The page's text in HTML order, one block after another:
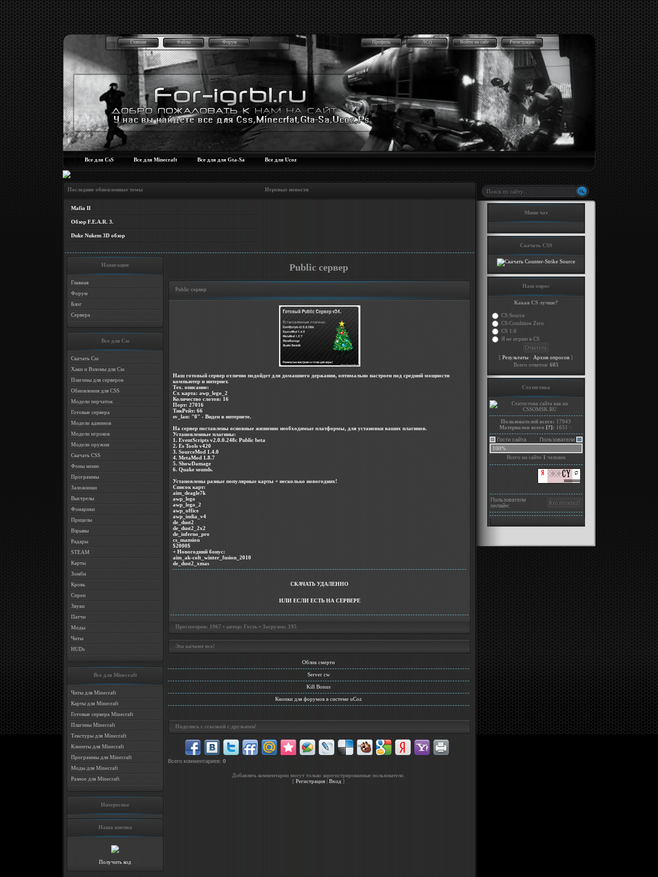
Главная Файлы Форум Профиль ЛС() Войти на сайт Регистрация
Все для CsS Все для Minecraft Все для для Gta-Sa Все для Ucoz
Последние обновленные темы Игровые новости
Mafia II
Обзор F.E.A.R. 3.
Duke Nukem 3D обзор
Навигация
Главная
Форум
Блог
Сервера
Все для Css
Скачать Css
Хаки и Взломы для Css
Плагины для серверов
Обновления для CSS
Модели перчаток
Готовые сервера
Модели админов
Модели игроков
Модели оружия
Скачать CSS
Фоны меню
Программы
Заложники
Выстрелы
Фонарики
Прицелы
Взрывы
Радары
STEAM
Карты
Зомби
Кровь
Спреи
Звуки
Патчи
Моды
Читы
HUDs
Все для Minecraft
Читы для Minecraft
Карты для Minecraft
Готовые сервера Minecraft
Плагины Minecraft
Текстуры для Minecraft
Клиенты для Minecraft
Программы для Minecraft
Моды для Minecraft
Разное для Minecraft
Интересное
Наша кнопка
Получить код
Public сервер
Public сервер
Наш готовый сервер отлично подойдет для домашнего держания, оптимально настроен под средний мощности
компьютер и интернет.
Тех. описание:
Ст. карта: awp_lego_2
Количество слотов: 16
Порт: 27016
ТикРейт: 66
sv_lan: "0" - Виден в интернете.
На сервер поставлены основные жизненно необходимые платформы, для установки ваших плагинов.
Установленные плагины:
1. EventScripts v2.0.0.248c Public beta
2. Es Tools v420
3. SourceMod 1.4.0
4. MetaMod 1.8.7
5. ShowDamage
6. Quake sounds.
Установлены разные популярные карты + несколько новогодних!
Список карт:
aim_deagle7k
awp_lego
awp_lego_2
awp_office
awp_india_v4
de_dust2
de_dust2_2x2
de_inferno_pro
cs_mansion
$2000$
+ Новогодний бонус:
aim_ak-colt_winter_fusion_2010
de_dust2_xmas
СКАЧАТЬ УДАЛЕННО
ИЛИ ЕСЛИ ЕСТЬ НА СЕРВЕРЕ
Просмотров: 1967 • автор: Гость • Загрузок: 195
Эта качают все!
Облик смерти
Server cw
Kill Bonus
Кнопки для форумов в системе uCoz
Поделись с ссылкой с друзьями!
Всего комментариев: 0
Добавлять комментарии могут только зарегистрированные пользователи.
[ Регистрация Вход ]
Мини чат
Скачать CSS
Наш опрос
Какая CS лучше?
CS:Source
CS:Condition Zero
CS 1.6
Я не играю в CS
[ Результаты · Архив опросов ]
Всего ответов: 685
Статистика
Пользователей всего: 17943
Материалов всего [?]: 1651 +
Гости сайта
Пользователи
100%
Всего на сайте 1 человек
Пользователи
онлайн: